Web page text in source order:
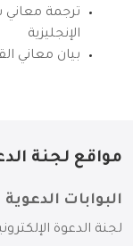
ترجمة معاني
الإنجليزية
بيان معاني
مواقع لجنة
البوابات الدعوية
لجنة الدعوة